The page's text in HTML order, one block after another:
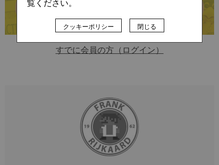
すでに会員の方（ログイン）
覧ください。
クッキーポリシー 閉じる